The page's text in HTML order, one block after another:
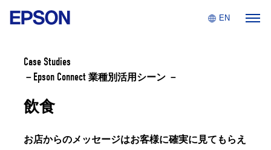
EN
Case Studies
－ Epson Connect 業種別活用シーン －
飲食
お店からのメッセージはお客様に確実に見てもらえ